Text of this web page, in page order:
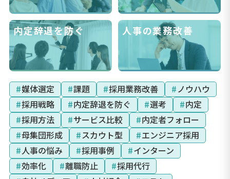
内定辞退を防ぐ 人事の業務改善
#媒体選定 #課題 #採用業務改善 #ノウハウ
#採用戦略 #内定辞退を防ぐ #選考 #内定
#採用方法 #サービス比較 #内定者フォロー
#母集団形成 #スカウト型 #エンジニア採用
#人事の悩み #採用事例 #インターン
#効率化 #離職防止 #採用代行